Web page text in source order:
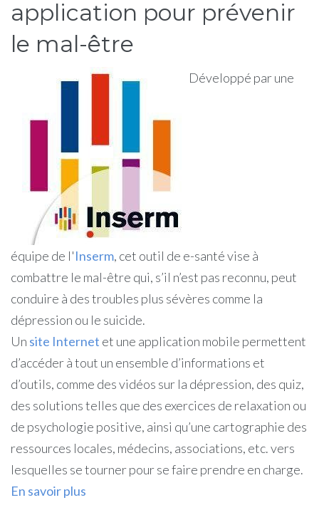
application pour prévenir
le mal-être
Développé par une
équipe de l'Inserm, cet outil de e-santé vise à
combattre le mal-être qui, s’il n’est pas reconnu, peut
conduire à des troubles plus sévères comme la
dépression ou le suicide.
Un site Internet et une application mobile permettent
d’accéder à tout un ensemble d’informations et
d’outils, comme des vidéos sur la dépression, des quiz,
des solutions telles que des exercices de relaxation ou
de psychologie positive, ainsi qu’une cartographie des
ressources locales, médecins, associations, etc. vers
lesquelles se tourner pour se faire prendre en charge.
En savoir plus